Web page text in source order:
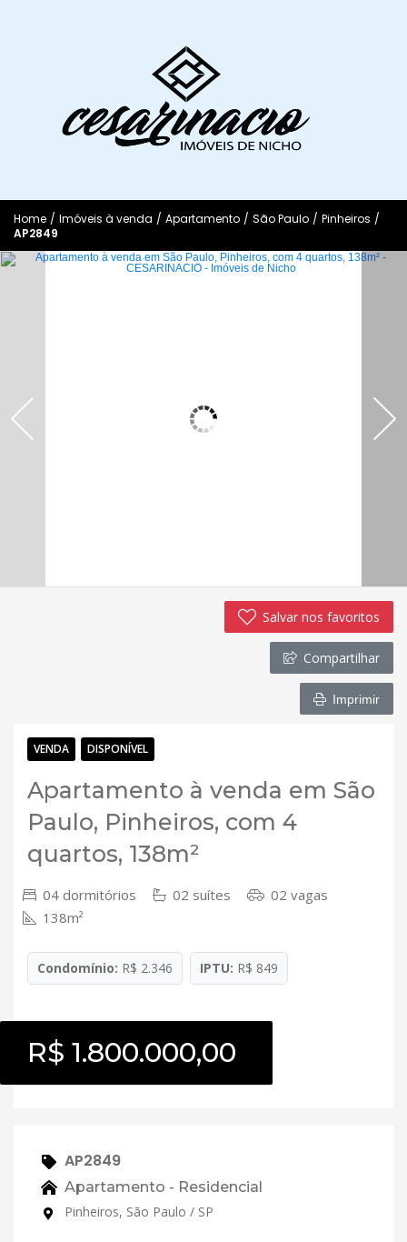
Home / Imóveis à venda / Apartamento / São Paulo / Pinheiros /
AP2849
Salvar nos favoritos
Compartilhar
Imprimir
VENDA DISPONÍVEL
Apartamento à venda em São
Paulo, Pinheiros, com 4
quartos, 138m²
04 dormitórios 02 suítes
02 vagas
138m²
Condomínio: R$ 2.346 IPTU: R$ 849
R$ 1.800.000,00
AP2849
Apartamento - Residencial
Pinheiros, São Paulo / SP